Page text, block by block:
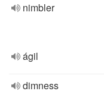
nimbler
ágil
dimness